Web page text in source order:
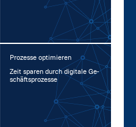
Prozesse optimieren
Zeit spa­ren durch di­gi­ta­le Ge­
schäfts­pro­zes­se